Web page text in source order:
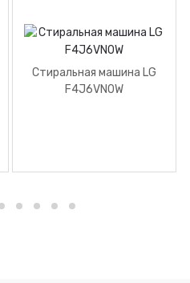
Стиральная машина LG
F4J6VN0W